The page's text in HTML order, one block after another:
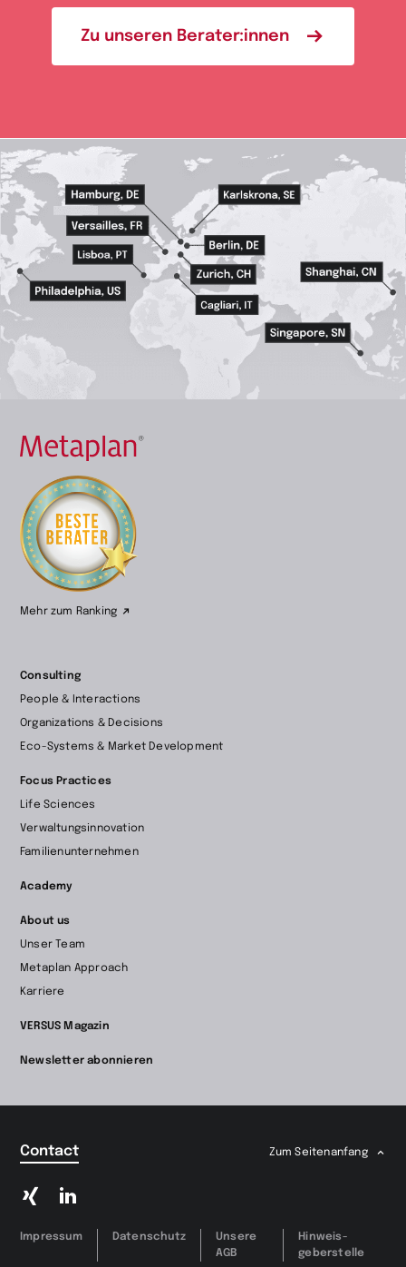
Zu unseren Berater:innen
Startseite
wechseln
Mehr zum Ranking
Consulting
People & Interactions
Organizations & Decisions
Eco-Systems & Market Development
Focus Practices
Life Sciences
Verwaltungsinnovation
Familienunternehmen
Academy
About us
Unser Team
Metaplan Approach
Karriere
VERSUS Magazin
Newsletter abonnieren
Contact Zum Seitenanfang
Zu
wechseln
Zu
wechseln
Impressum Datenschutz
Unsere
AGB
Hinweis­
geberstelle